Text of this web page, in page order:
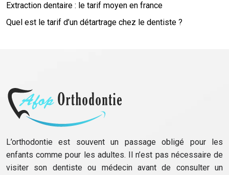
Extraction dentaire : le tarif moyen en france
Quel est le tarif d’un détartrage chez le dentiste ?
L’orthodontie est souvent un passage obligé pour les
enfants comme pour les adultes. Il n’est pas nécessaire de
visiter son dentiste ou médecin avant de consulter un